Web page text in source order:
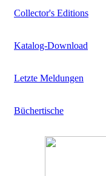
Collector's Editions
Katalog-Download
Letzte Meldungen
Büchertische